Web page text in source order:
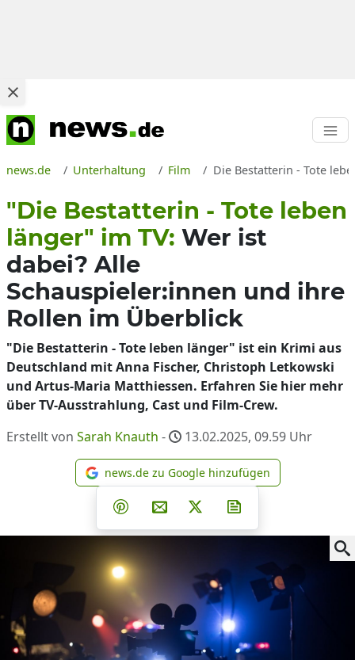
news.de Unterhaltung Film Die Bestatterin - Tote
"Die Bestatterin - Tote leben
länger" im TV: Wer ist
dabei? Alle
Schauspieler:innen und ihre
Rollen im Überblick
"Die Bestatterin - Tote leben länger" ist ein Krimi aus
Deutschland mit Anna Fischer, Christoph Letkowski
und Artus-Maria Matthiessen. Erfahren Sie hier mehr
über TV-Ausstrahlung, Cast und Film-Crew.
Erstellt von Sarah Knauth - 13.02.2025, 09.59 Uhr
news.de zu Google
news.de zu Google hinzufügen
Teilen auf Facebook
Teilen auf Whatsapp
Teilen auf Telegram
Teilen auf Pinterest
Per E-Mail teilen
Post auf X